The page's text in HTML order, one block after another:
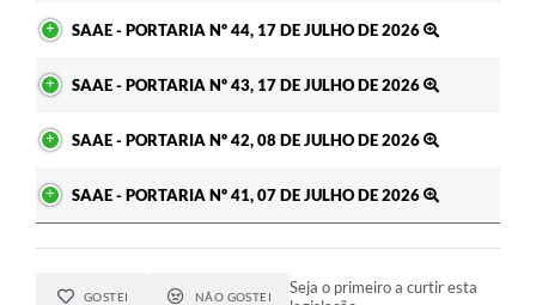
SAAE - PORTARIA Nº 44, 17 DE JULHO DE 2026
SAAE - PORTARIA Nº 43, 17 DE JULHO DE 2026
SAAE - PORTARIA Nº 42, 08 DE JULHO DE 2026
SAAE - PORTARIA Nº 41, 07 DE JULHO DE 2026
GOSTEI NÃO GOSTEI
Seja o primeiro a curtir esta